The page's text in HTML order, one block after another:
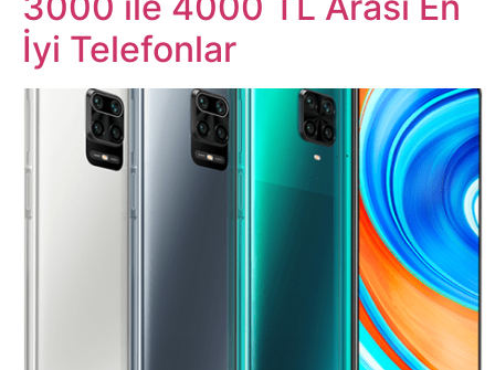
Bilgi
Bilgisayar
Bilim
Bitcoin
İyi Telefonlar